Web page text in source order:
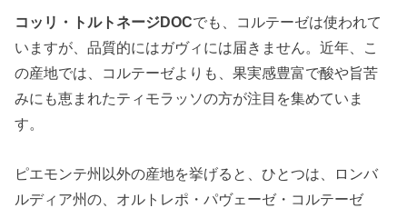
コッリ・トルトネージDOCでも、コルテーゼは使われて
いますが、品質的にはガヴィには届きません。近年、こ
の産地では、コルテーゼよりも、果実感豊富で酸や旨苦
みにも恵まれたティモラッソの方が注目を集めていま
す。
ピエモンテ州以外の産地を挙げると、ひとつは、ロンバ
ルディア州の、オルトレポ・パヴェーゼ・コルテーゼ